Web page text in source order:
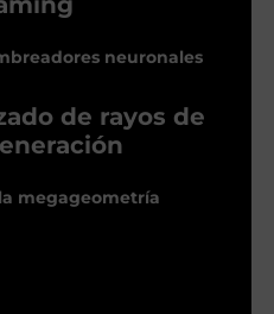
neuronales
de rayos de
megageometría